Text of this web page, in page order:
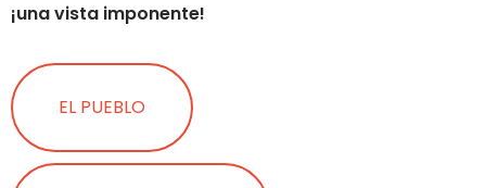
¡una vista imponente!
EL PUEBLO